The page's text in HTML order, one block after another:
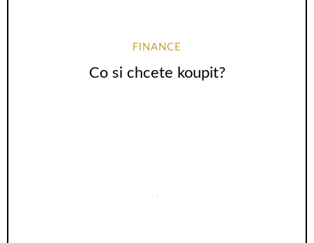
FINANCE
Co si chcete koupit?